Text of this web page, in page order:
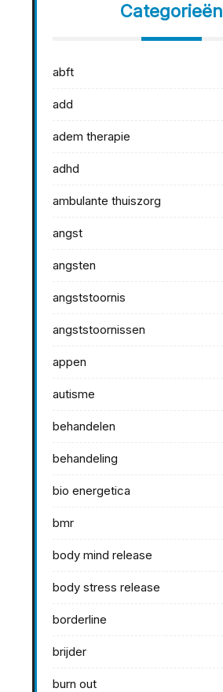
Categorieën
abft
add
adem therapie
adhd
ambulante thuiszorg
angst
angsten
angststoornis
angststoornissen
appen
autisme
behandelen
behandeling
bio energetica
bmr
body mind release
body stress release
borderline
brijder
burn out